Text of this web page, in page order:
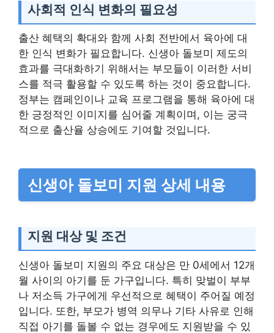
사회적 인식 변화의 필요성
출산 혜택의 확대와 함께 사회 전반에서 육아에 대
한 인식 변화가 필요합니다. 신생아 돌보미 제도의
효과를 극대화하기 위해서는 부모들이 이러한 서비
스를 적극 활용할 수 있도록 하는 것이 중요합니다.
정부는 캠페인이나 교육 프로그램을 통해 육아에 대
한 긍정적인 이미지를 심어줄 계획이며, 이는 궁극
적으로 출산율 상승에도 기여할 것입니다.
신생아 돌보미 지원 상세 내용
지원 대상 및 조건
신생아 돌보미 지원의 주요 대상은 만 0세에서 12개
월 사이의 아기를 둔 가구입니다. 특히 맞벌이 부부
나 저소득 가구에게 우선적으로 혜택이 주어질 예정
입니다. 또한, 부모가 병역 의무나 기타 사유로 인해
직접 아기를 돌볼 수 없는 경우에도 지원받을 수 있